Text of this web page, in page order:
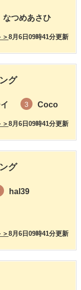
なつめあさひ
8月6日09時41分更新
＞
グ
3 Coco
8月6日09時41分更新
＞
グ
hal39
8月6日09時41分更新
＞